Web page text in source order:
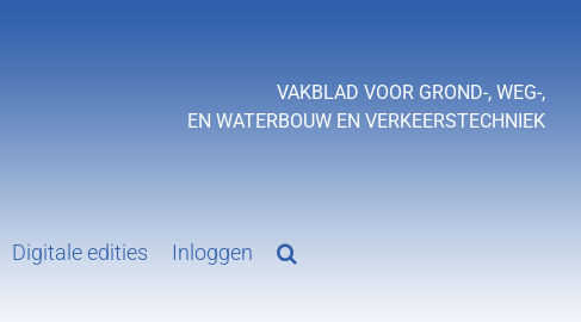
VAKBLAD VOOR GROND-, WEG-,
EN WATERBOUW EN VERKEERSTECHNIEK
Digitale edities Inloggen